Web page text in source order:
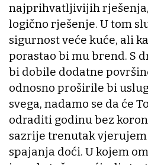
najprihvatljivijih
logično rješenje. U tom
sigurnost veće kuće, ali
porastao bi mu brend. S
bi dobile dodatne
odnosno proširile bi
svega, nadamo se da će
odraditi godinu bez
sazrije trenutak vjerujem
spajanja doći. U kojem